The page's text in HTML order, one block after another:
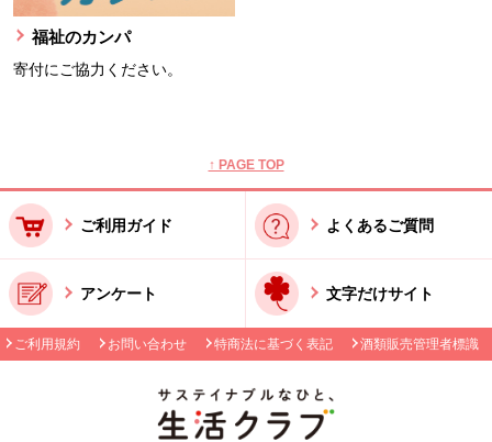
福祉のカンパ
寄付にご協力ください。
↑ PAGE TOP
ご利用ガイド よくあるご質問
アンケート 文字だけサイト
ご利用規約 お問い合わせ 特商法に基づく表記 酒類販売管理者標識